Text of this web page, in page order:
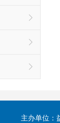
主办单位